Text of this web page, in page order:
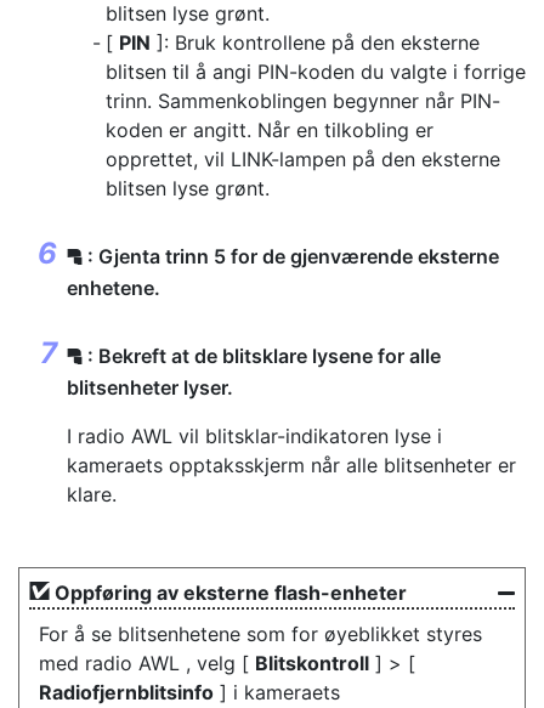
blitsen lyse grønt.
[ PIN ]: Bruk kontrollene på den eksterne
blitsen til å angi PIN-koden du valgte i forrige
trinn. Sammenkoblingen begynner når PIN-
koden er angitt. Når en tilkobling er
opprettet, vil LINK-lampen på den eksterne
blitsen lyse grønt.
f : Gjenta trinn 5 for de gjenværende eksterne
enhetene.
f : Bekreft at de blitsklare lysene for alle
blitsenheter lyser.
I radio AWL vil blitsklar-indikatoren lyse i
kameraets opptaksskjerm når alle blitsenheter er
klare.
Oppføring av eksterne flash-enheter
For å se blitsenhetene som for øyeblikket styres
med radio AWL , velg [ Blitskontroll ] > [
Radiofjernblitsinfo ] i kameraets